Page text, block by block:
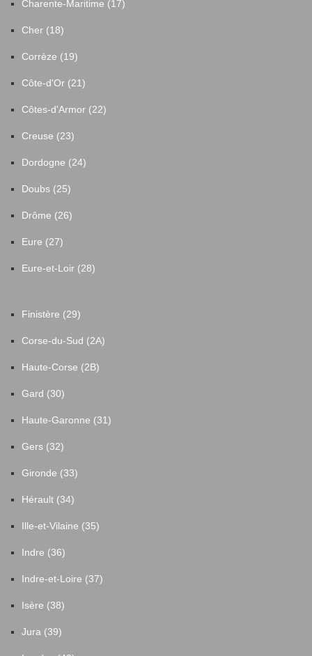
Charente-Maritime (17)
Cher (18)
Corrèze (19)
Côte-d'Or (21)
Côtes-d'Armor (22)
Creuse (23)
Dordogne (24)
Doubs (25)
Drôme (26)
Eure (27)
Eure-et-Loir (28)
Finistère (29)
Corse-du-Sud (2A)
Haute-Corse (2B)
Gard (30)
Haute-Garonne (31)
Gers (32)
Gironde (33)
Hérault (34)
Ille-et-Vilaine (35)
Indre (36)
Indre-et-Loire (37)
Isère (38)
Jura (39)